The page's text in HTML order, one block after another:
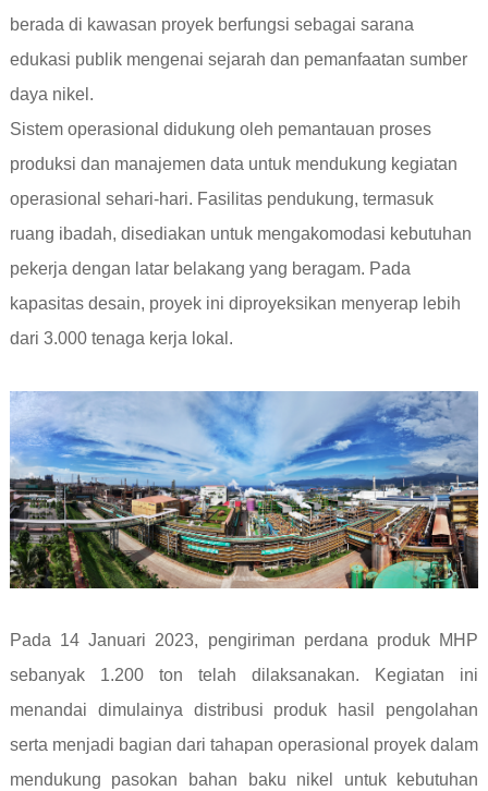
berada di kawasan proyek berfungsi sebagai sarana
edukasi publik mengenai sejarah dan pemanfaatan sumber
daya nikel.
Sistem operasional didukung oleh pemantauan proses
produksi dan manajemen data untuk mendukung kegiatan
operasional sehari-hari. Fasilitas pendukung, termasuk
ruang ibadah, disediakan untuk mengakomodasi kebutuhan
pekerja dengan latar belakang yang beragam. Pada
kapasitas desain, proyek ini diproyeksikan menyerap lebih
dari 3.000 tenaga kerja lokal.
Pada 14 Januari 2023, pengiriman perdana produk MHP
sebanyak 1.200 ton telah dilaksanakan. Kegiatan ini
menandai dimulainya distribusi produk hasil pengolahan
serta menjadi bagian dari tahapan operasional proyek dalam
mendukung pasokan bahan baku nikel untuk kebutuhan